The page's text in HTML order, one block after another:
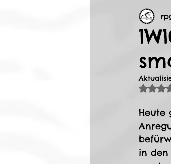
Heute
in den